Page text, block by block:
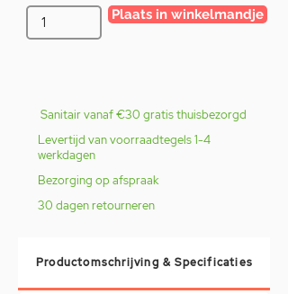
Plaats in winkelmandje
Sanitair vanaf €30 gratis thuisbezorgd
Levertijd van voorraadtegels 1-4
werkdagen
Bezorging op afspraak
30 dagen retourneren
Productomschrijving & Specificaties